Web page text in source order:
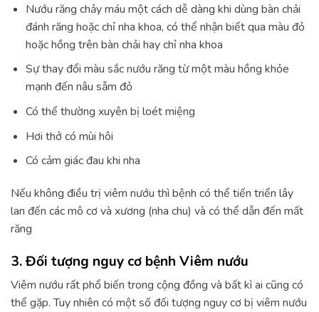
Nướu răng chảy máu một cách dễ dàng khi dùng bàn chải
đánh răng hoặc chỉ nha khoa, có thể nhận biết qua màu đỏ
hoặc hồng trên bàn chải hay chỉ nha khoa
Sự thay đổi màu sắc nướu răng từ một màu hồng khỏe
mạnh đến nâu sẫm đỏ
Có thể thường xuyên bị loét miệng
Hơi thở có mùi hôi
Có cảm giác đau khi nha
Nếu không điều trị viêm nướu thì bệnh có thể tiến triển lây
lan đến các mô cơ và xương (nha chu) và có thể dẫn đến mất
răng
3. Đối tượng nguy cơ bệnh Viêm nướu
Viêm nướu rất phổ biến trong cộng đồng và bất kì ai cũng có
thể gặp. Tuy nhiên có một số đối tượng nguy cơ bị viêm nướu